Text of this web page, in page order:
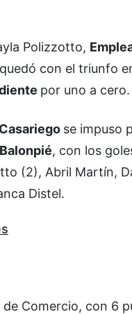
Polizzotto,
con el triunfo
por uno a cero.
Casariego se impuso
Balonpié, con los
(2), Abril Martín,
Distel.
de Comercio, con 6